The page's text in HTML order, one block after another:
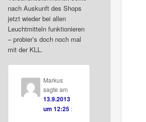
nach Auskunft des Shops
jetzt wieder bei allen
Leuchtmitteln funktionieren
– probier’s doch noch mal
mit der KLL.
Markus
sagte am
13.9.2013
um 12:25 :